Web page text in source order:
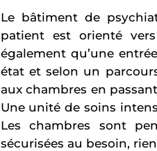
Le bâtiment de
patient est orienté
également qu’une
état et selon un
aux chambres en
Une unité de soins
Les chambres sont
sécurisées au besoin,